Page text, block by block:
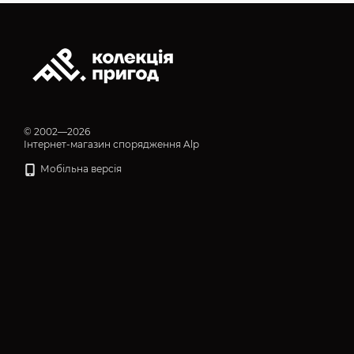
© 2002—2026
Інтернет-магазин спорядження Alp
Мобільна версія